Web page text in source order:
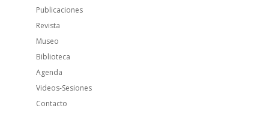
Publicaciones
Revista
Museo
Biblioteca
Agenda
Videos-Sesiones
Contacto